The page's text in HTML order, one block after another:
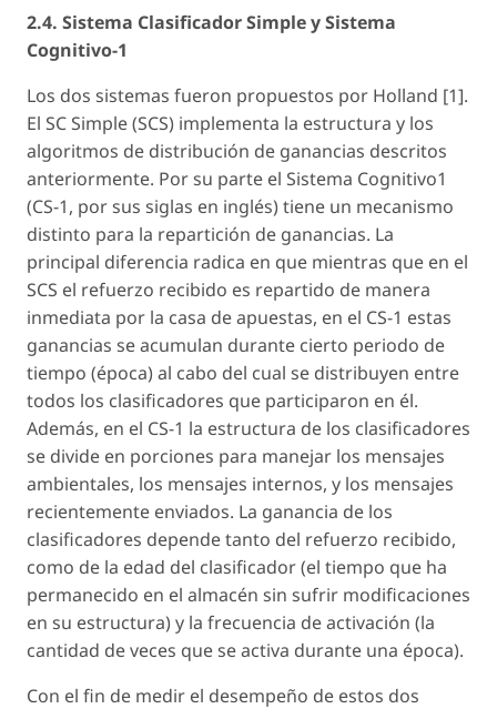
2.4. Sistema Clasificador Simple y Sistema
Cognitivo-1
Los dos sistemas fueron propuestos por Holland [1].
El SC Simple (SCS) implementa la estructura y los
algoritmos de distribución de ganancias descritos
anteriormente. Por su parte el Sistema Cognitivo1
(CS-1, por sus siglas en inglés) tiene un mecanismo
distinto para la repartición de ganancias. La
principal diferencia radica en que mientras que en el
SCS el refuerzo recibido es repartido de manera
inmediata por la casa de apuestas, en el CS-1 estas
ganancias se acumulan durante cierto periodo de
tiempo (época) al cabo del cual se distribuyen entre
todos los clasificadores que participaron en él.
Además, en el CS-1 la estructura de los clasificadores
se divide en porciones para manejar los mensajes
ambientales, los mensajes internos, y los mensajes
recientemente enviados. La ganancia de los
clasificadores depende tanto del refuerzo recibido,
como de la edad del clasificador (el tiempo que ha
permanecido en el almacén sin sufrir modificaciones
en su estructura) y la frecuencia de activación (la
cantidad de veces que se activa durante una época).
Con el fin de medir el desempeño de estos dos